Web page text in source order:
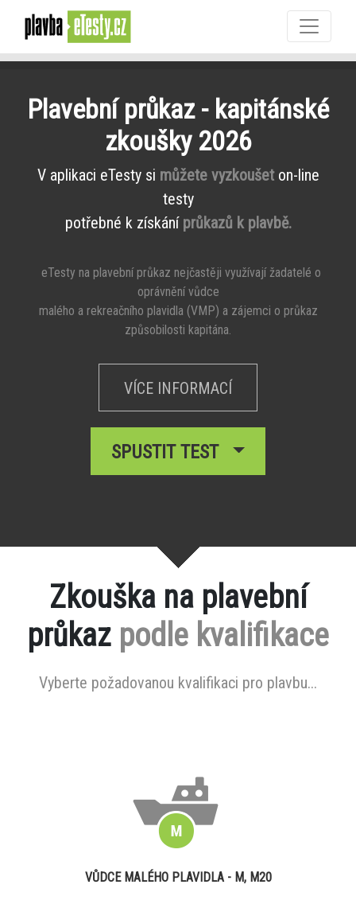
Plavební průkaz - kapitánské
zkoušky 2026
V aplikaci eTesty si můžete vyzkoušeton-line
testy
potřebné k získání průkazů k plavbě.
eTesty na plavební průkaz nejčastěji využívají žadatelé o
oprávnění vůdce
malého a rekreačního plavidla (VMP) a zájemci o průkaz
způsobilosti kapitána.
VÍCE INFORMACÍ
SPUSTIT TEST
Zkouška na plavební
průkaz podle kvalifikace
Vyberte požadovanou kvalifikaci pro plavbu...
VŮDCE MALÉHO PLAVIDLA - M, M20